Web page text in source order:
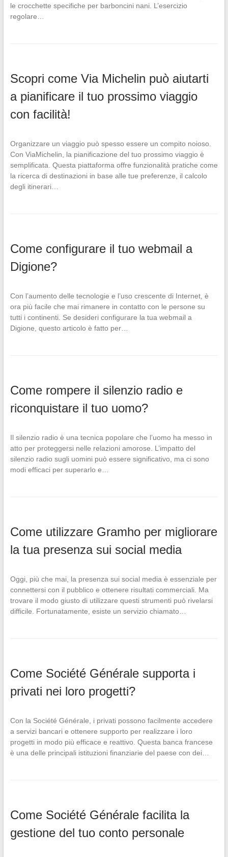
le crocchette specifiche per barboncini nani. L’esercizio
regolare…
Scopri come Via Michelin può aiutarti
a pianificare il tuo prossimo viaggio
con facilità!
Organizzare un viaggio può spesso essere un compito noioso.
Con ViaMichelin, la pianificazione del tuo prossimo viaggio è
semplificata. Questa piattaforma offre funzionalità pratiche come
la ricerca di destinazioni in base alle tue preferenze, il calcolo
degli itinerari…
Come configurare il tuo webmail a
Digione?
Con l’aumento delle tecnologie e l’uso crescente di Internet, è
ora più facile che mai rimanere in contatto con le persone su
tutti i continenti. Se desideri configurare la tua webmail a
Digione, questo articolo è fatto per…
Come rompere il silenzio radio e
riconquistare il tuo uomo?
Il silenzio radio è una tecnica popolare che l’uomo ha messo in
atto per proteggersi nelle relazioni amorose. L’impatto del
silenzio radio sugli uomini può essere significativo, ma ci sono
modi efficaci per superarlo e…
Come utilizzare Gramho per migliorare
la tua presenza sui social media
Oggi, più che mai, la presenza sui social media è essenziale per
connettersi con il pubblico e ottenere risultati commerciali. Ma
trovare il modo giusto di utilizzare questi strumenti può rivelarsi
difficile. Fortunatamente, esiste un servizio chiamato…
Come Société Générale supporta i
privati nei loro progetti?
Con la Société Générale, i privati possono facilmente accedere
a servizi bancari e ottenere supporto per realizzare i loro
progetti in modo più efficace e reattivo. Questa banca francese
è una delle principali istituzioni finanziarie del paese con dei…
Come Société Générale facilita la
gestione del tuo conto personale